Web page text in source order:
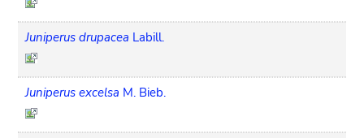
Juniperus drupacea Labill.
Juniperus excelsa M. Bieb.